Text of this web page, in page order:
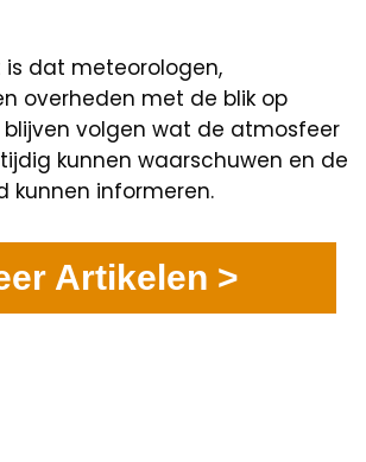
dat meteorologen,
overheden met de blik op
volgen wat de atmosfeer
kunnen waarschuwen en de
kunnen informeren.
Artikelen >